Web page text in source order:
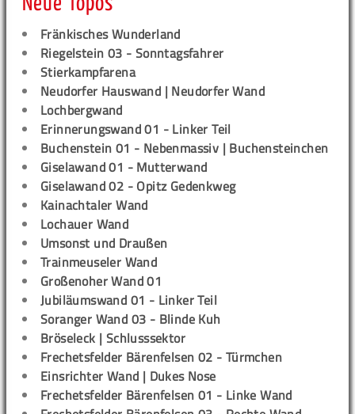
Fränkisches Wunderland
Riegelstein 03 - Sonntagsfahrer
Stierkampfarena
Neudorfer Hauswand | Neudorfer Wand
Lochbergwand
Erinnerungswand 01 - Linker Teil
Buchenstein 01 - Nebenmassiv | Buchensteinchen
Giselawand 01 - Mutterwand
Giselawand 02 - Opitz Gedenkweg
Kainachtaler Wand
Lochauer Wand
Umsonst und Draußen
Trainmeuseler Wand
Großenoher Wand 01
Jubiläumswand 01 - Linker Teil
Soranger Wand 03 - Blinde Kuh
Bröseleck | Schlusssektor
Frechetsfelder Bärenfelsen 02 - Türmchen
Einsrichter Wand | Dukes Nose
Frechetsfelder Bärenfelsen 01 - Linke Wand